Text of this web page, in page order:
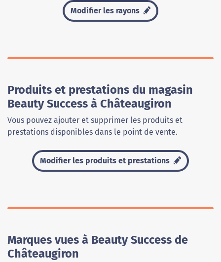
Modifier les rayons
Produits et prestations du magasin
Beauty Success à Châteaugiron
Vous pouvez ajouter et supprimer les produits et
prestations disponibles dans le point de vente.
Modifier les produits et prestations
Marques vues à Beauty Success de
Châteaugiron